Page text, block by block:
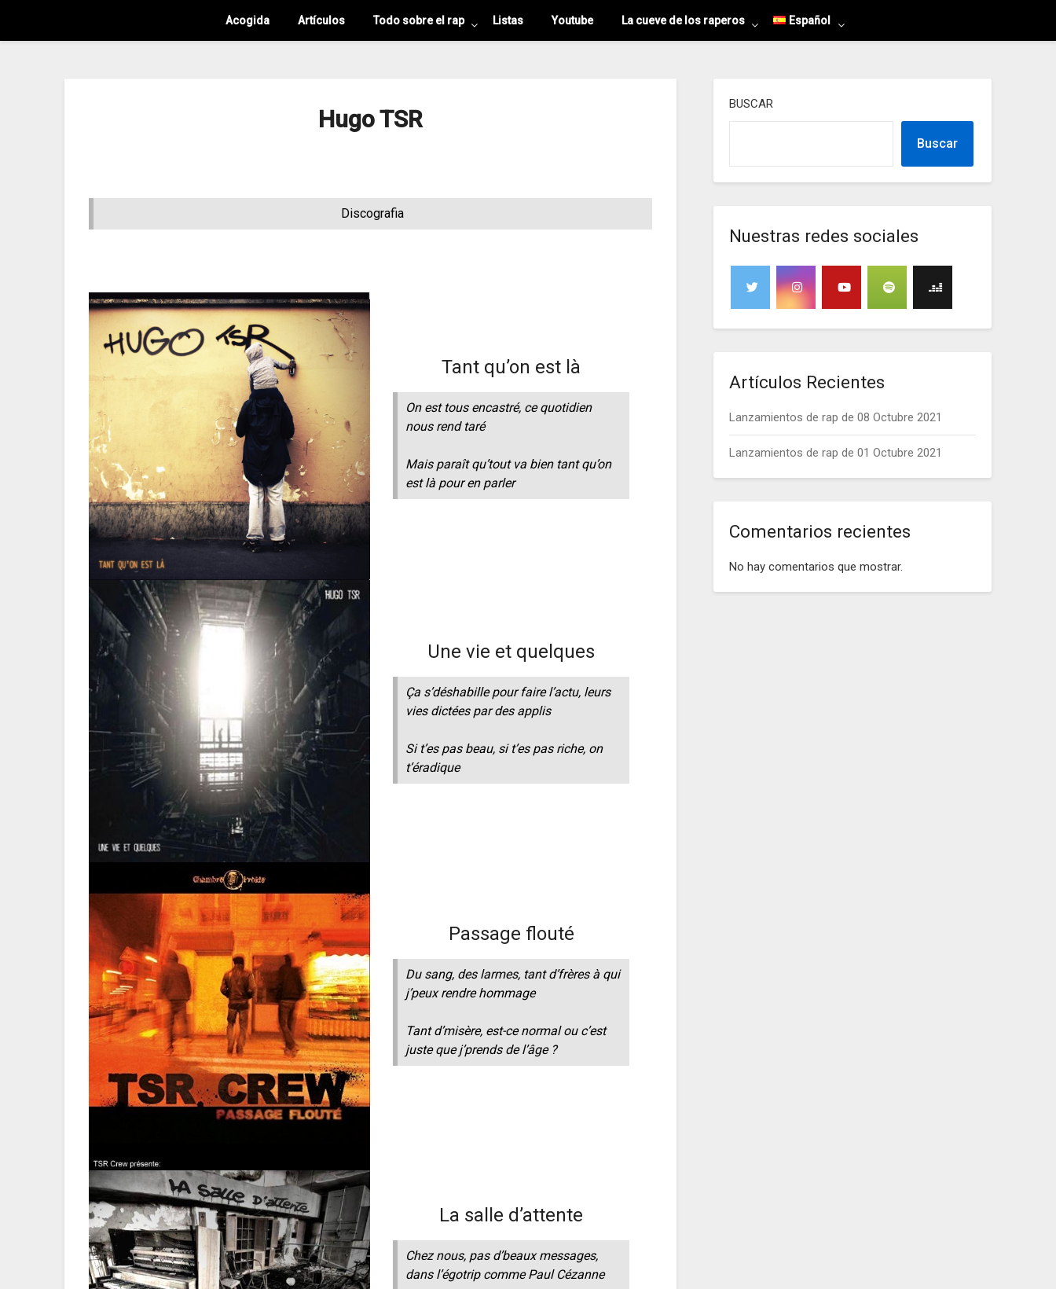
Acogida Artículos Todo sobre el rap Listas Youtube La cueve de los raperos Español
Hugo TSR
Discografia
Tant qu’on est là
On est tous encastré, ce quotidien
nous rend taré
Mais paraît qu’tout va bien tant qu’on
est là pour en parler
Une vie et quelques
Ça s’déshabille pour faire l’actu, leurs
vies dictées par des applis
Si t’es pas beau, si t’es pas riche, on
t’éradique
Passage flouté
Du sang, des larmes, tant d’frères à qui
j’peux rendre hommage
Tant d’misère, est-ce normal ou c’est
juste que j’prends de l’âge ?
La salle d’attente
Chez nous, pas d’beaux messages,
dans l’égotrip comme Paul Cézanne
BUSCAR
Buscar
Nuestras redes sociales
Artículos Recientes
Lanzamientos de rap de 08 Octubre 2021
Lanzamientos de rap de 01 Octubre 2021
Comentarios recientes
No hay comentarios que mostrar.